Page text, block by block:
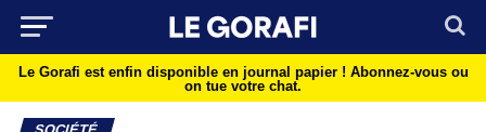
Le Gorafi est enfin disponible en journal papier ! Abonnez-vous ou
on tue votre chat.